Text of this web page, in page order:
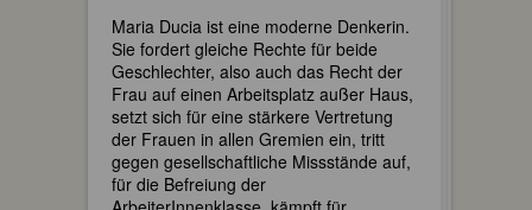
Maria Ducia ist eine moderne Denkerin.
Sie fordert gleiche Rechte für beide
Geschlechter, also auch das Recht der
Frau auf einen Arbeitsplatz außer Haus,
setzt sich für eine stärkere Vertretung
der Frauen in allen Gremien ein, tritt
gegen gesellschaftliche Missstände auf,
für die Befreiung der